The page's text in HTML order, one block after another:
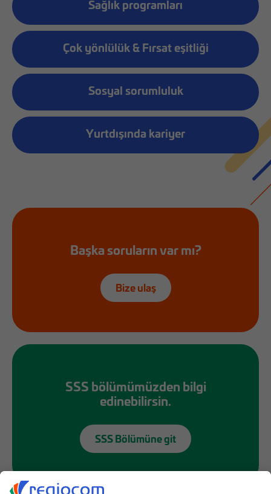
Sağlık programları
Çok yönlülük & Fırsat eşitliği
Sosyal sorumluluk
Yurtdışında kariyer
Başka soruların var mı?
Bize ulaş
SSS bölümümüzden bilgi
edinebilirsin.
SSS Bölümüne git